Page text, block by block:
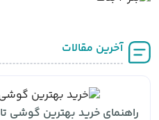
آخرین مقالات
راهنمای خرید بهترین گوشی تا ۲۰ میلیون | آپدیت جدید